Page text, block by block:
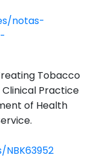
notas-
Tobacco
Clinical Practice
of Health